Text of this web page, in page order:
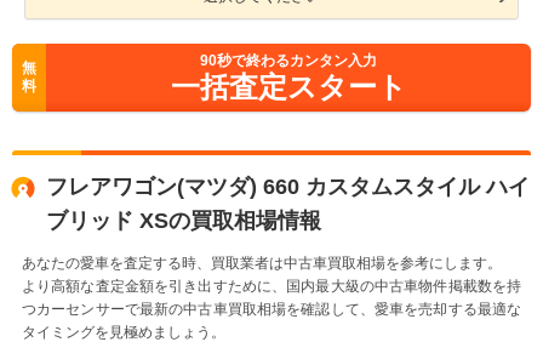
無
料
90秒で終わるカンタン入力
一括査定スタート
フレアワゴン(マツダ) 660 カスタムスタイル ハイ
ブリッド XSの買取相場情報
あなたの愛車を査定する時、買取業者は中古車買取相場を参考にします。
より高額な査定金額を引き出すために、国内最大級の中古車物件掲載数を持
つカーセンサーで最新の中古車買取相場を確認して、愛車を売却する最適な
タイミングを見極めましょう。